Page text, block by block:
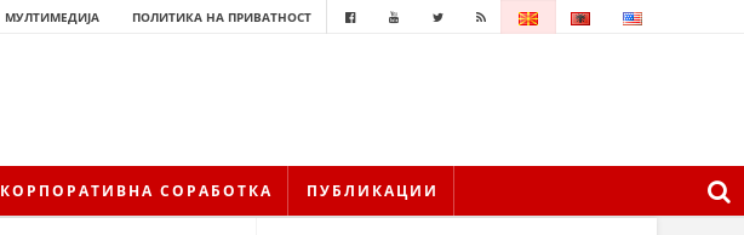
МУЛТИМЕДИЈА ПОЛИТИКА НА ПРИВАТНОСТ
КОРПОРАТИВНА СОРАБОТКА ПУБЛИКАЦИИ